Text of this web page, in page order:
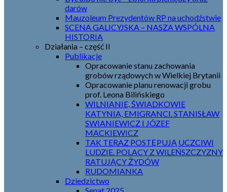
darów
Mauzoleum Prezydentów RP na uchodźstwie
SCENA GALICYJSKA – NASZA WSPÓLNA
HISTORIA
Działania – część II
Publikacje
Opracowanie stanu zachowania
grobów rządowych w Wielkiej Brytanii
Opracowanie planu renowacji grobu
prof. Leona Bilińskiego
WILNIANIE, ŚWIADKOWIE
KATYNIA, EMIGRANCI. STANISŁAW
SWIANIEWICZ I JÓZEF
MACKIEWICZ
TAK TERAZ POSTĘPUJĄ UCZCIWI
LUDZIE. POLACY Z WILEŃSZCZYZNY
RATUJĄCY ŻYDÓW
RUDOMIANKA
Dziedzictwo